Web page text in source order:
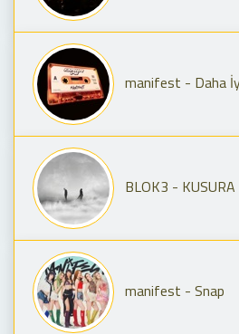
manifest - Daha
BLOK3 -
manifest - Snap